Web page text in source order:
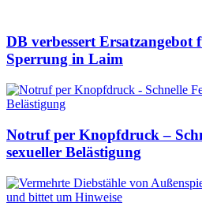
DB verbessert Ersatzangebot
Sperrung in Laim
Notruf per Knopfdruck –
sexueller Belästigung